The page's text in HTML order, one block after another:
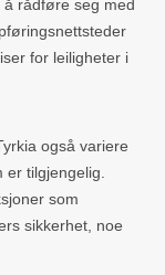
rådføre seg med
for leiligheter i
også variere
tilgjengelig.
som
sikkerhet, noe